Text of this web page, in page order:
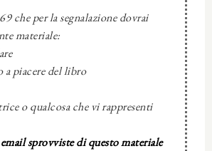
che per la segnalazione dovrai
materiale:
a piacere del libro
o qualcosa che vi rappresenti
sprovviste di questo materiale